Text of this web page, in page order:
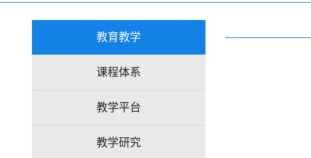
教育教学
课程体系
教学平台
教学研究